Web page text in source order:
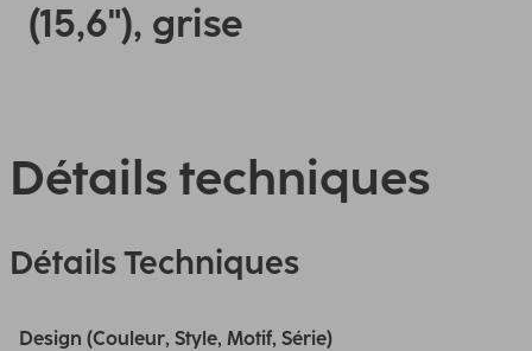
(15,6"), grise
Détails techniques
Détails Techniques
Design (Couleur, Style, Motif, Série)